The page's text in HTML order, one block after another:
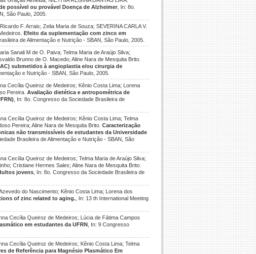
possível ou provável Doença de Alzheimer , In: 8o.
São Paulo, 2005.
F. Arrais; Zelia Maria de Souza; SEVERINA CARLA V.
Efeito da suplementação com zinco em
de Alimentação e Nutrição - SBAN, São Paulo, 2005.
Sanali M de O. Paiva; Telma Maria de Araújo Silva;
Brunno de O. Macedo; Aline Nara de Mesquita Brito.
submetidos à angioplastia e/ou cirurgia de
e Nutrição - SBAN, São Paulo, 2005.
Cecília Queiroz de Medeiros; Kênio Costa Lima; Lorena
Pereira.Avaliação dietética e antropométrica de
, In: 8o. Congresso da Sociedade Brasileira de
Cecília Queiroz de Medeiros; Kênio Costa Lima; Telma
Pereira; Aline Nara de Mesquita Brito.Caracterização
não transmissíveis de estudantes da Universidade
Brasileira de Alimentação e Nutrição - SBAN, São
Cecília Queiroz de Medeiros; Telma Maria de Araújo Silva;
Cristiane Hermes Sales; Aline Nara de Mesquita Brito.
jovens , In: 8o. Congresso da Sociedade Brasileira de
do Nascimento; Kênio Costa Lima; Lorena dos
of zinc related to aging. , In: 13 th International Meeting
Cecília Queiroz de Medeiros; Lúcia de Fátima Campos
em estudantes da UFRN , In: 9 Congresso
Cecília Queiroz de Medeiros; Kênio Costa Lima; Telma
de Referência para Magnésio Plasmático Em